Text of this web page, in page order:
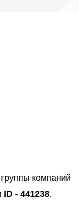
компаний
ID - 441238.